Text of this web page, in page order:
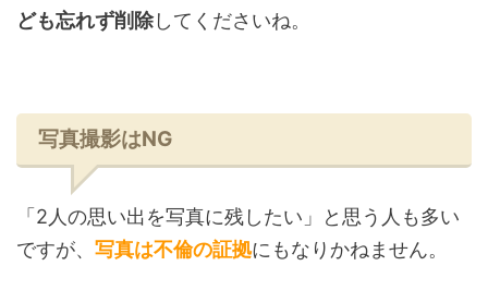
ども忘れず削除してくださいね。
写真撮影はNG
「2人の思い出を写真に残したい」と思う人も多い
ですが、 写真は不倫の証拠にもなりかねません。